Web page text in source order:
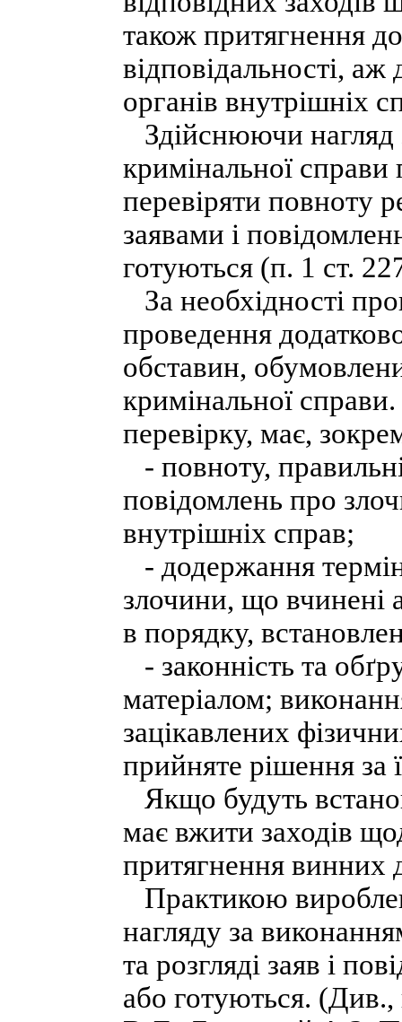
також притягнення
відповідальності, аж
органів внутрішніх
Здійснюючи нагляд
кримінальної
перевіряти повноту
заявами і
готуються (п. 1 ст.
За необхідності
проведення
обставин,
кримінальної
перевірку, має,
- повноту,
повідомлень про
внутрішніх справ;
- додержання
злочини, що вчинені
в порядку,
- законність та
матеріалом;
зацікавлених
прийняте рішення за
Якщо будуть
має вжити заходів
притягнення винних
Практикою
нагляду за
та розгляді заяв і
або готуються.